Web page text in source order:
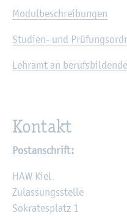
Mo­dul­be­schrei­bun­gen
Stu­di­en- und
Lehr­amt an
Kon­takt
Post­an­schrift:
HAW Kiel
Zu­las­sungs­stel­le
So­kra­tes­platz 1